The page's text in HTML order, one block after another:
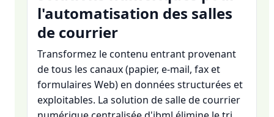
l'automatisation des salles
de courrier
Transformez le contenu entrant provenant
de tous les canaux (papier, e-mail, fax et
formulaires Web) en données structurées et
exploitables. La solution de salle de courrier